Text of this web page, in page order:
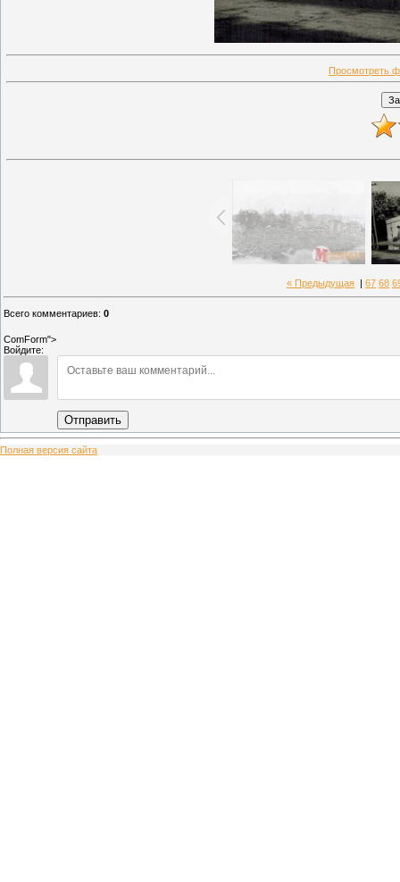
Просмотреть
« Предыдущая 67 68
Всего комментариев: 0
ComForm">
Войдите:
Отправить
Полная версия сайта